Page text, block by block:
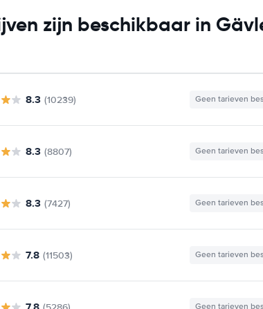
zijn beschikbaar in
8.3 (10239) Geen tarieven
8.3 (8807) Geen tarieven
8.3 (7427) Geen tarieven
7.8 (11503) Geen tarieven
Geen tarieven